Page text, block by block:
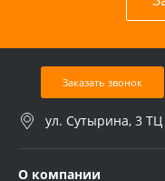
Заказать звонок
ул. Сутырина, 3 ТЦ
О компании